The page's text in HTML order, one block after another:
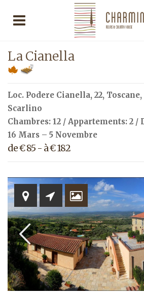
La Cianella
Loc. Podere Cianella, 22, Toscane,
Scarlino
Chambres: 12 / Appartements: 2 /
16 Mars – 5 Novembre
de € 85 - à € 182